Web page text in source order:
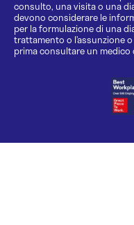
consulto, una visita o una
devono considerare le
per la formulazione di una
trattamento o l’assunzione
prima consultare un